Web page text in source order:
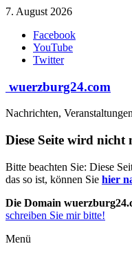
Zum
springen
7. August 2026
Facebook
YouTube
Twitter
wuerzburg24.com
Nachrichten,
Diese Seite wird
Bitte beachten Sie: Diese
das so ist, können Sie hier
Die Domain
schreiben Sie mir bitte!
Menü